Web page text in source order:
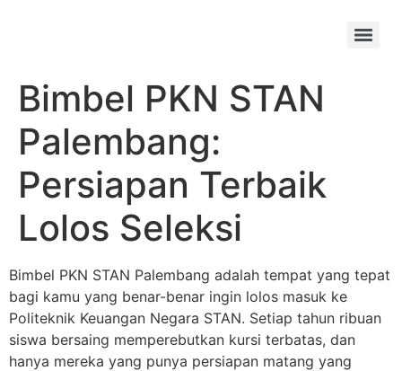
Menu
Bimbel PKN STAN
Palembang:
Persiapan Terbaik
Lolos Seleksi
Bimbel PKN STAN Palembang adalah tempat yang tepat
bagi kamu yang benar-benar ingin lolos masuk ke
Politeknik Keuangan Negara STAN. Setiap tahun ribuan
siswa bersaing memperebutkan kursi terbatas, dan
hanya mereka yang punya persiapan matang yang